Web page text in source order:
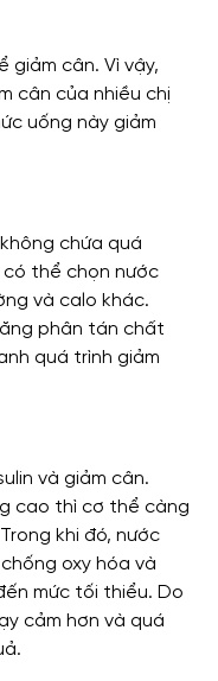
giảm cân. Vì vậy,
cân của nhiều chị
uống này giảm
chứa quá
có thể chọn nước
và calo khác.
phân tán chất
quá trình giảm
và giảm cân.
cao thì cơ thể càng
khi đó, nước
oxy hóa và
mức tối thiểu. Do
cảm hơn và quá